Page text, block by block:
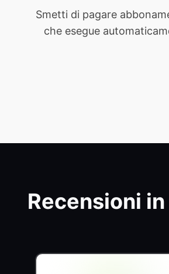
Smetti di pagare
che esegue
Recensioni